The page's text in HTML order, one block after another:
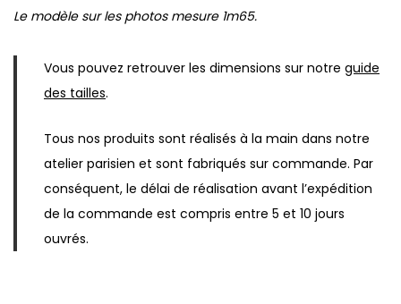
u
n
t
t
y
Le modèle sur les photos mesure 1m65.
Vous pouvez retrouver les dimensions sur notre guide
des tailles.
Tous nos produits sont réalisés à la main dans notre
atelier parisien et sont fabriqués sur commande. Par
conséquent, le délai de réalisation avant l’expédition
de la commande est compris entre 5 et 10 jours
ouvrés.